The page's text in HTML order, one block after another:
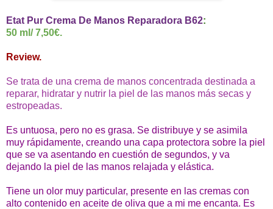
Etat Pur Crema De Manos Reparadora B62:
50 ml/ 7,50€.
Review.
Se trata de una crema de manos concentrada destinada a
reparar, hidratar y nutrir la piel de las manos más secas y
estropeadas.
Es untuosa, pero no es grasa. Se distribuye y se asimila
muy rápidamente, creando una capa protectora sobre la piel
que se va asentando en cuestión de segundos, y va
dejando la piel de las manos relajada y elástica.
Tiene un olor muy particular, presente en las cremas con
alto contenido en aceite de oliva que a mi me encanta. Es